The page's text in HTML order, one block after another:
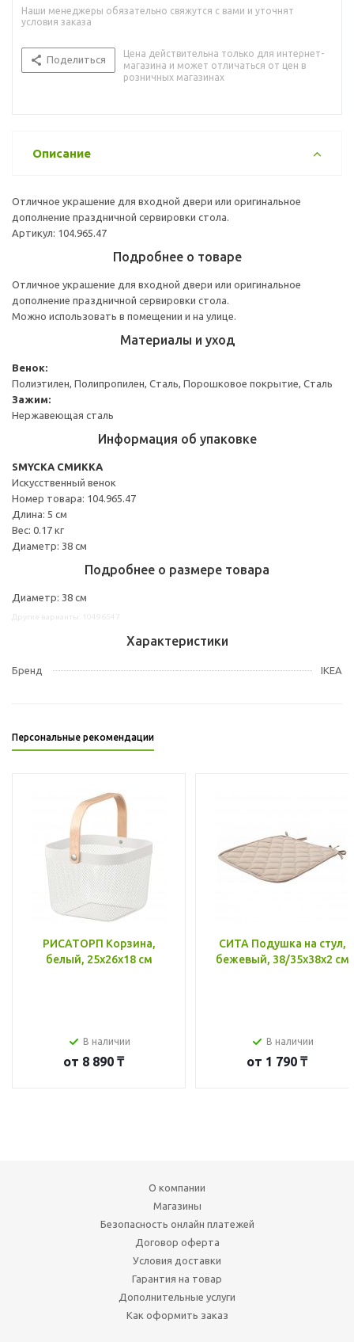
Наши менеджеры обязательно свяжутся с вами и уточнят
условия заказа
Поделиться
Цена действительна только для интернет-
магазина и может отличаться от цен в
розничных магазинах
Описание
Отличное украшение для входной двери или оригинальное
дополнение праздничной сервировки стола.
Артикул: 104.965.47
Подробнее о товаре
Отличное украшение для входной двери или оригинальное
дополнение праздничной сервировки стола.
Можно использовать в помещении и на улице.
Материалы и уход
Венок:
Полиэтилен, Полипропилен, Сталь, Порошковое покрытие, Сталь
Зажим:
Нержавеющая сталь
Информация об упаковке
SMYCKA СМИККА
Искусственный венок
Номер товара: 104.965.47
Длина: 5 см
Вес: 0.17 кг
Диаметр: 38 см
Подробнее о размере товара
Диаметр: 38 см
Характеристики
Бренд IKEA
Персональные рекомендации
РИСАТОРП Корзина,
белый, 25x26x18 см
В наличии
от 8 890 ₸
СИТА Подушка на стул,
бежевый, 38/35x38x2 см
В наличии
от 1 790 ₸
О компании
Магазины
Безопасность онлайн платежей
Договор оферта
Условия доставки
Гарантия на товар
Дополнительные услуги
Как оформить заказ